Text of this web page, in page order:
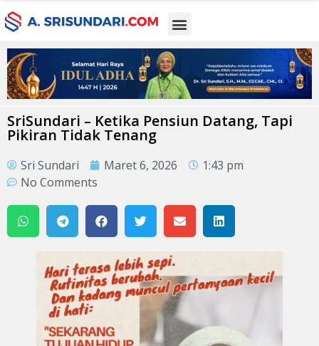
SriSundari – Ketika Pensiun Datang, Tapi
Pikiran Tidak Tenang
Sri Sundari Maret 6, 2026
1:43 pm
No Comments